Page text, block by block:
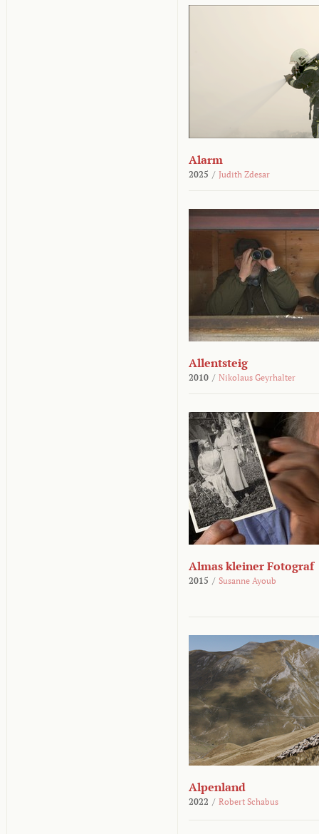
Alarm
2025 / Judith Zdesar
Allentsteig
2010 / Nikolaus Geyrhalter
Almas kleiner Fotograf
2015 / Susanne Ayoub
Alpenland
2022 / Robert Schabus